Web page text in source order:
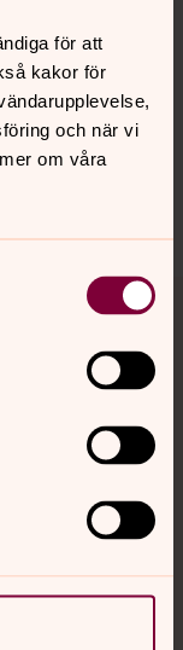
för att
kakor för
och när vi
om våra